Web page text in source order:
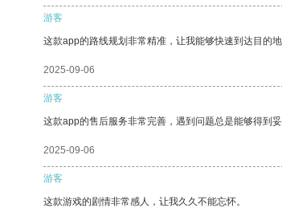
游客
这款app的路线规划非常精准，让我能够快速到达目的地
2025-09-06
游客
这款app的售后服务非常完善，遇到问题总是能够得到
2025-09-06
游客
这款游戏的剧情非常感人，让我久久不能忘怀。